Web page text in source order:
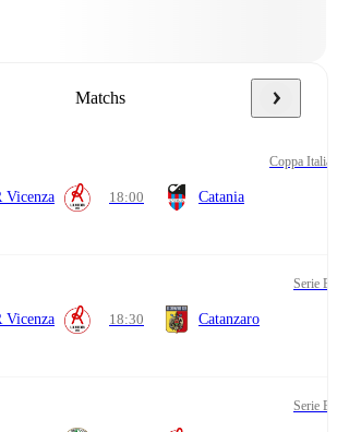
Matchs
Coppa Italia
Vicenza 18:00 Catania
Serie B
Vicenza 18:30 Catanzaro
Serie B